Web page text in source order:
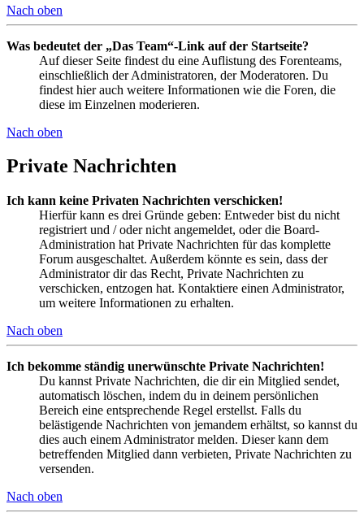
Nach oben
Was bedeutet der „Das Team“-Link auf der Startseite?
Auf dieser Seite findest du eine Auflistung des Forenteams,
einschließlich der Administratoren, der Moderatoren. Du
findest hier auch weitere Informationen wie die Foren, die
diese im Einzelnen moderieren.
Nach oben
Private Nachrichten
Ich kann keine Privaten Nachrichten verschicken!
Hierfür kann es drei Gründe geben: Entweder bist du nicht
registriert und / oder nicht angemeldet, oder die Board-
Administration hat Private Nachrichten für das komplette
Forum ausgeschaltet. Außerdem könnte es sein, dass der
Administrator dir das Recht, Private Nachrichten zu
verschicken, entzogen hat. Kontaktiere einen Administrator,
um weitere Informationen zu erhalten.
Nach oben
Ich bekomme ständig unerwünschte Private Nachrichten!
Du kannst Private Nachrichten, die dir ein Mitglied sendet,
automatisch löschen, indem du in deinem persönlichen
Bereich eine entsprechende Regel erstellst. Falls du
belästigende Nachrichten von jemandem erhältst, so kannst du
dies auch einem Administrator melden. Dieser kann dem
betreffenden Mitglied dann verbieten, Private Nachrichten zu
versenden.
Nach oben